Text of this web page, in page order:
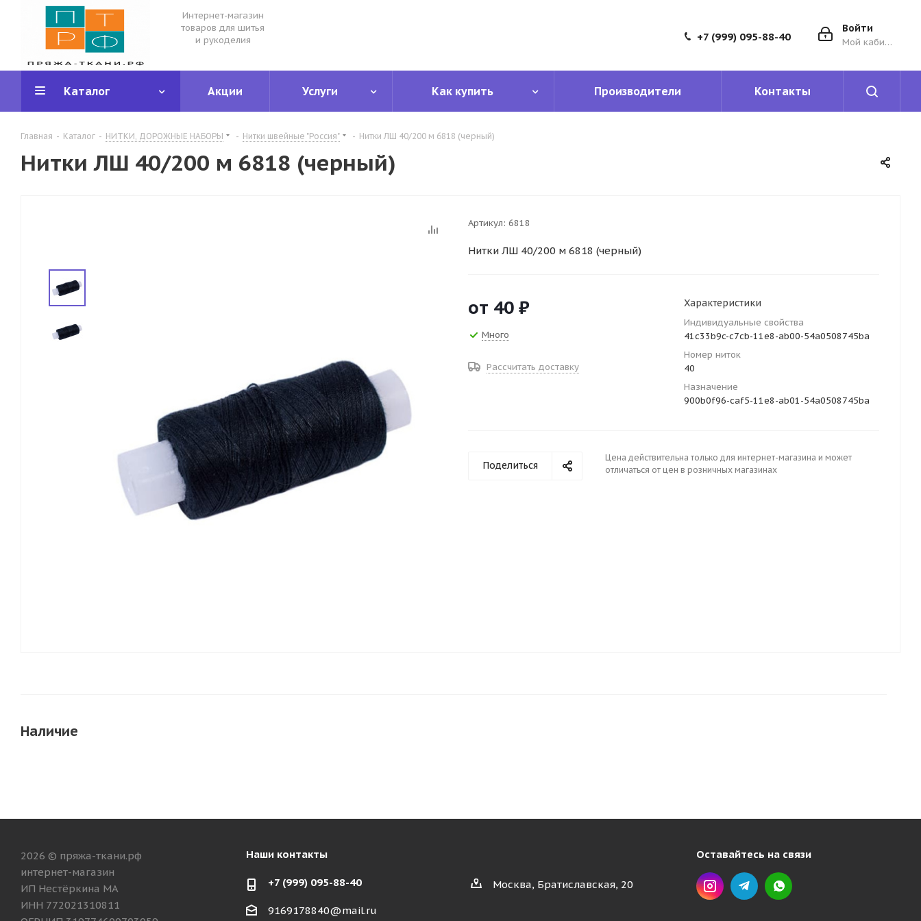
Интернет-магазин
товаров для шитья
и рукоделия
Войти
Мой кабинет
+7 (999) 095-88-40
Каталог Акции Услуги Как купить Производители Контакты
Главная - Каталог - НИТКИ, ДОРОЖНЫЕ НАБОРЫ - Нитки швейные "Россия" - Нитки ЛШ 40/200 м 6818 (черный)
Нитки ЛШ 40/200 м 6818 (черный)
Артикул: 6818
Нитки ЛШ 40/200 м 6818 (черный)
от 40 ₽
Много
Рассчитать доставку
Характеристики
Индивидуальные свойства
41c33b9c-c7cb-11e8-ab00-54a0508745ba
Номер ниток
40
Назначение
900b0f96-caf5-11e8-ab01-54a0508745ba
Поделиться
Цена действительна только для интернет-магазина и может
отличаться от цен в розничных магазинах
Наличие
2026 © пряжа-ткани.рф
интернет-магазин
ИП Нестёркина МА
ИНН 772021310811
Наши контакты
+7 (999) 095-88-40
9169178840@mail.ru
Москва, Братиславская, 20
Оставайтесь на связи